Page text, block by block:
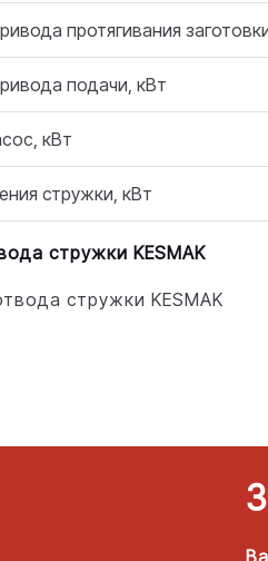
протягивания
подачи, кВт
кВт
стружки, кВт
стружки KESMAK